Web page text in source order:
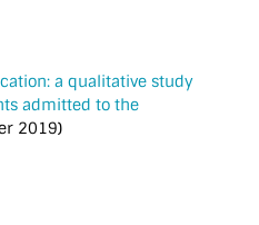
a qualitative study
admitted to the
2019)